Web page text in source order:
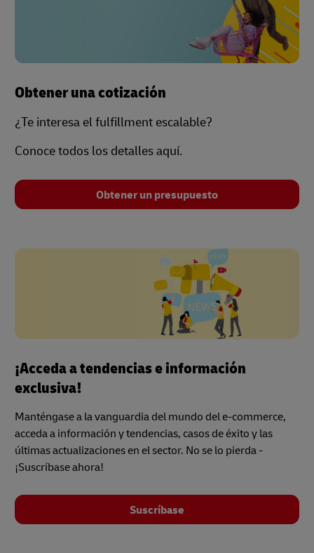
Obtener una cotización
¿Te interesa el fulfillment escalable?
Conoce todos los detalles aquí.
Obtener un presupuesto
¡Acceda a tendencias e información
exclusiva!
Manténgase a la vanguardia del mundo del e-commerce,
acceda a información y tendencias, casos de éxito y las
últimas actualizaciones en el sector. No se lo pierda -
¡Suscríbase ahora!
Suscríbase